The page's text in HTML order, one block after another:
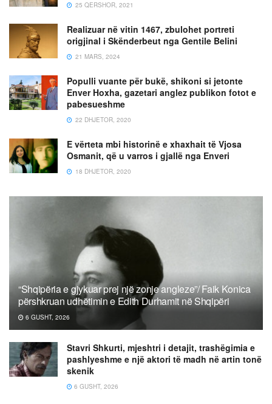
25 QERSHOR, 2021
Realizuar në vitin 1467, zbulohet portreti
origjinal i Skënderbeut nga Gentile Belini
21 MARS, 2024
Populli vuante për bukë, shikoni si jetonte
Enver Hoxha, gazetari anglez publikon fotot e
pabesueshme
22 DHJETOR, 2020
E vërteta mbi historinë e xhaxhait të Vjosa
Osmanit, që u varros i gjallë nga Enveri
18 DHJETOR, 2020
“Shqipëria e gjykuar prej një zonje angleze”/ Faik Konica
përshkruan udhëtimin e Edith Durhamit në Shqipëri
6 GUSHT, 2026
Stavri Shkurti, mjeshtri i detajit, trashëgimia e
pashlyeshme e një aktori të madh në artin tonë
skenik
6 GUSHT, 2026